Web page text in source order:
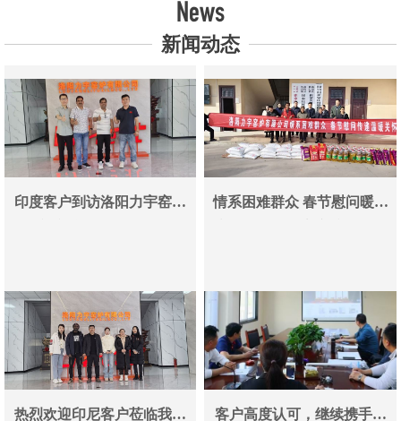
News
新闻动态
印度客户到访洛阳力宇窑炉
情系困难群众 春节慰问暖人
热烈欢迎印尼客户莅临我司
客户高度认可，继续携手同